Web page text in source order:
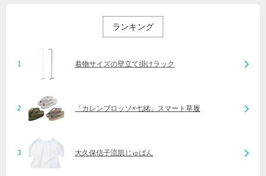
ランキング
1 着物サイズの壁立て掛けラック
2 「カレンブロッソ×七緒」スマート草履
3 大久保信子流肌じゅばん